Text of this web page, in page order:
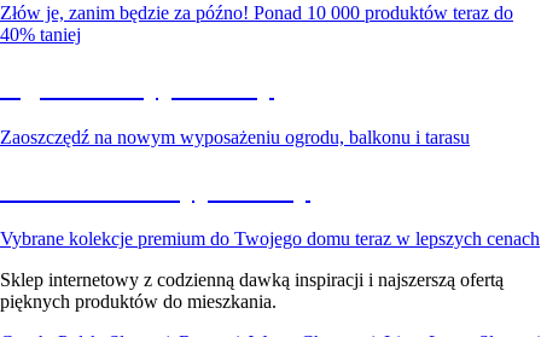
Złów je, zanim będzie za późno! Ponad 10 000 produktów teraz do
40% taniej
Zaoszczędź na nowym wyposażeniu ogrodu, balkonu i tarasu
Vybrane kolekcje premium do Twojego domu teraz w lepszych cenach
Sklep internetowy z codzienną dawką inspiracji i najszerszą ofertą
pięknych produktów do mieszkania.